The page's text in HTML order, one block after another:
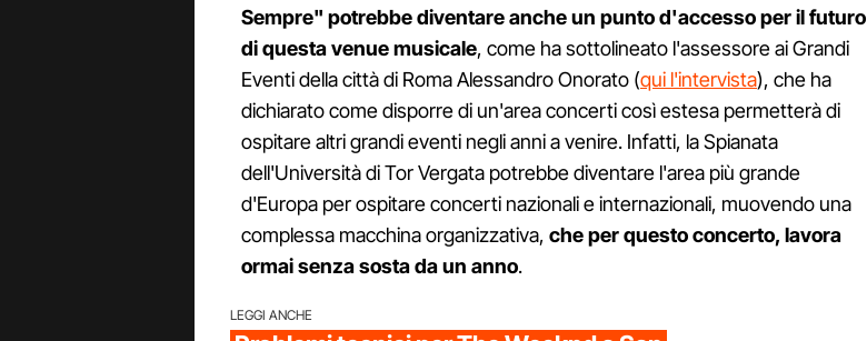
Sempre" potrebbe diventare anche un punto d'accesso per il futuro
di questa venue musicale, come ha sottolineato l'assessore ai Grandi
Eventi della città di Roma Alessandro Onorato (qui l'intervista), che ha
dichiarato come disporre di un'area concerti così estesa permetterà di
ospitare altri grandi eventi negli anni a venire. Infatti, la Spianata
dell'Università di Tor Vergata potrebbe diventare l'area più grande
d'Europa per ospitare concerti nazionali e internazionali, muovendo una
complessa macchina organizzativa, che per questo concerto, lavora
ormai senza sosta da un anno.
LEGGI ANCHE